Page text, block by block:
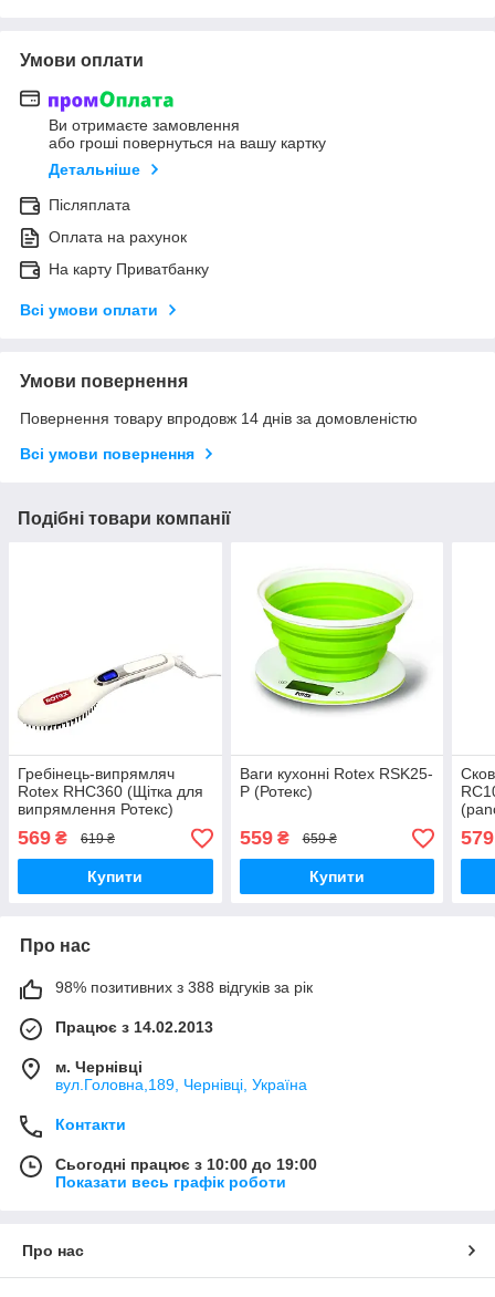
Умови оплати
Ви отримаєте замовлення
або гроші повернуться на вашу картку
Детальніше
Післяплата
Оплата на рахунок
На карту Приватбанку
Всі умови оплати
Умови повернення
Повернення товару впродовж 14 днів за домовленістю
Всі умови повернення
Подібні товари компанії
Гребінець-випрямляч
Rotex RHC360 (Щітка для
випрямлення Ротекс)
569 ₴ 619 ₴
Купити
Ваги кухонні Rotex RSK25-
P (Ротекс)
559₴ 659 ₴
Купити
579
Про нас
98% позитивних з 388 відгуків за рік
Працює з 14.02.2013
м. Чернівці
вул.Головна,189, Чернівці, Україна
Контакти
Сьогодні працює з 10:00 до 19:00
Показати весь графік роботи
Про нас